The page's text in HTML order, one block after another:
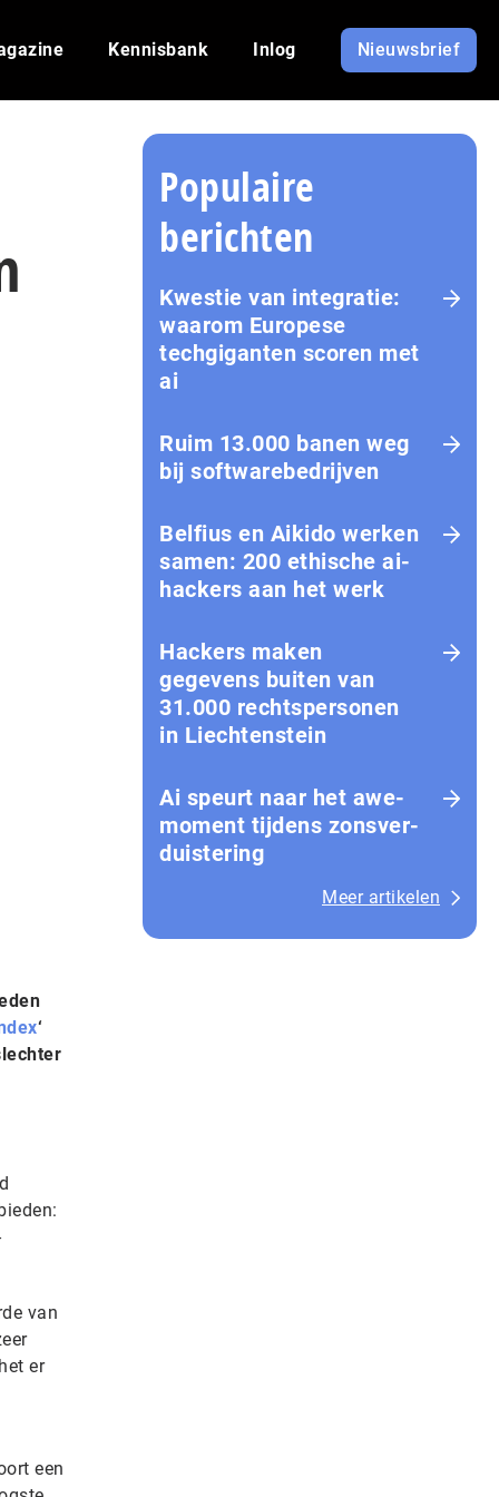
Kennisbank Inlog Nieuwsbrief
‘
van
er
een
Populaire
berichten
Kwestie van integratie:
waarom Europese
techgiganten scoren met
ai
Ruim 13.000 banen weg
bij softwarebedrijven
Belfius en Aikido werken
samen: 200 ethische ai-
hackers aan het werk
Hackers maken
gegevens buiten van
31.000 rechtspersonen
in Liechtenstein
Ai speurt naar het awe-
moment tijdens zons­ver­
duis­te­ring
Meer artikelen